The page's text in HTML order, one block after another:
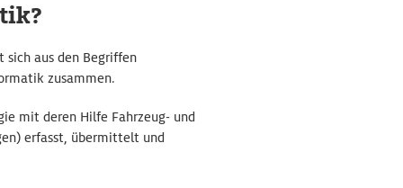
sich aus den Begriffen
zusammen.
mit deren Hilfe Fahrzeug- und
erfasst, übermittelt und